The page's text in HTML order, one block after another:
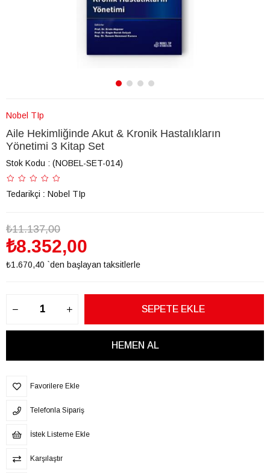
Nobel TIp
Aile Hekimliğinde Akut & Kronik Hastalıkların
Yönetimi 3 Kitap Set
Stok Kodu (NOBEL-SET-014)
Tedarikçi : Nobel TIp
₺11.137,00
₺8.352,00
₺1.670,40 `den başlayan taksitlerle
Favorilere Ekle
Telefonla Sipariş
İstek Listeme Ekle
Karşılaştır